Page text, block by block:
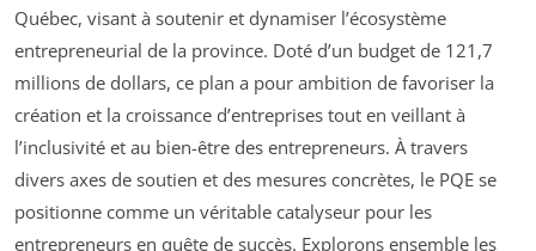
Québec, visant à soutenir et dynamiser l’écosystème
entrepreneurial de la province. Doté d’un budget de 121,7
millions de dollars, ce plan a pour ambition de favoriser la
création et la croissance d’entreprises tout en veillant à
l’inclusivité et au bien-être des entrepreneurs. À travers
divers axes de soutien et des mesures concrètes, le PQE se
positionne comme un véritable catalyseur pour les
entrepreneurs en quête de succès. Explorons ensemble les